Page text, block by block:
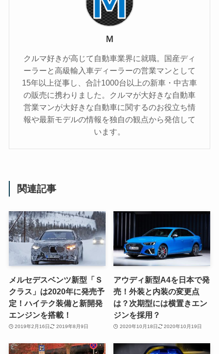
Ｍ
クルマ好きが高じて自動車業界に就職。国産ディ
ーラーと高級輸入車ディーラーの営業マンとして
15年以上従事し、合計1000台以上の新車・中古車
の販売に携わりました。クルマが大好きな自動車
営業マンが大好きな自動車に関するのお役立ち情
報や最新モデルの情報を独自の観点から発信して
います。
関連記事
メルセデスベンツ新型「Ｓ
クラス」は2020年に発売予
定！ハイテク装備と新開発
エンジンを搭載！
2019年2月16日 2019年8月9日
アウディ新型A4を日本で発
売！外装と内装の変更点
は？次期型には横置きエン
ジンを採用？
2020年10月18日 2020年10月19日